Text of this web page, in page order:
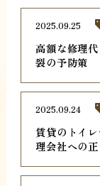
高額な修理
裂の予防策
2025.09.25
賃貸のトイ
理会社への
2025.09.24